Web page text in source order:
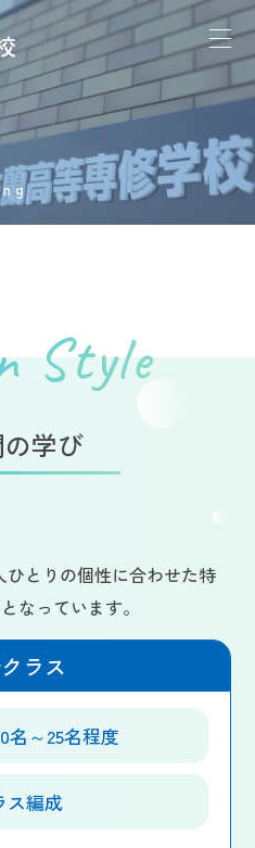
Style
学び
ひとりの個性に合わせた特
なっています。
ラス
名～25名程度
ス編成